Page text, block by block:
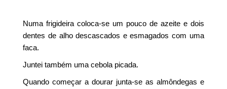
Numa frigideira coloca-se um pouco de azeite e dois
dentes de alho descascados e esmagados com uma
faca.
Juntei também uma cebola picada.
Quando começar a dourar junta-se as almôndegas e